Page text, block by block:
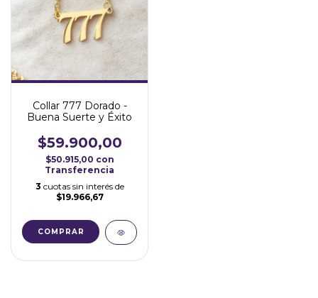
Collar 777 Dorado -
Buena Suerte y Éxito
$59.900,00
$50.915,00 con
Transferencia
3 cuotas sin interés de
$19.966,67